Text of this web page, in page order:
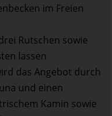
im Freien
Rutschen sowie
lassen
das Angebot durch
und einen
Kamin sowie